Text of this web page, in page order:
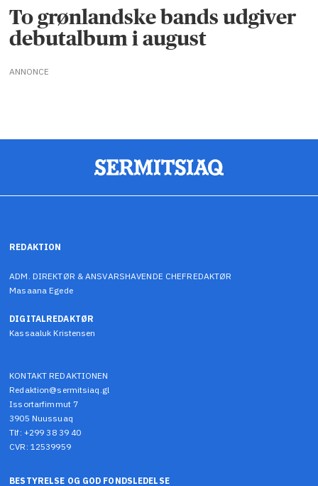
To grønlandske bands udgiver
debutalbum i august
ANNONCE
REDAKTION
ADM. DIREKTØR & ANSVARSHAVENDE CHEFREDAKTØR
Masaana Egede
DIGITALREDAKTØR
Kassaaluk Kristensen
KONTAKT REDAKTIONEN
Redaktion@sermitsiaq.gl
Issortarfimmut 7
3905 Nuussuaq
Tlf: +299 38 39 40
CVR: 12539959
BESTYRELSE OG GOD FONDSLEDELSE